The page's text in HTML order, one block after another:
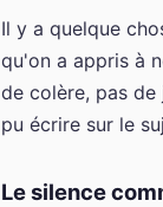
Il y a quelque
qu'on a appris à
de colère, pas
pu écrire sur le
Le silence